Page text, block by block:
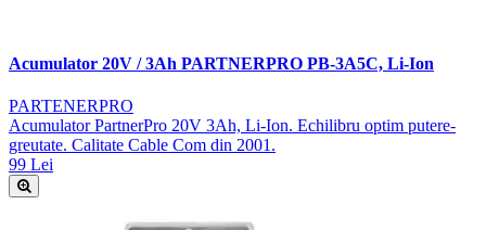
Acumulator 20V / 3Ah PARTNERPRO PB-3A5C, Li-Ion
PARTENERPRO
Acumulator PartnerPro 20V 3Ah, Li-Ion. Echilibru optim putere-
greutate. Calitate Cable Com din 2001.
99 Lei